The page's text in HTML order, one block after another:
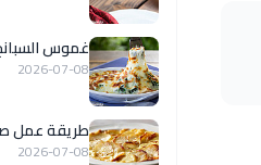
غموس
2026-07-08
طريقة عمل
2026-07-08